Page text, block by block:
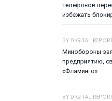
телефонов
избежать
BY DIGITAL
Минобороны
предприятию,
«Фламинго»
BY DIGITAL